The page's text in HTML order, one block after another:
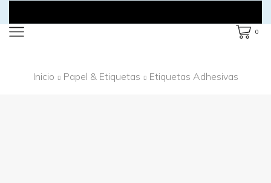
0
Inicio Papel & Etiquetas Etiquetas Adhesivas